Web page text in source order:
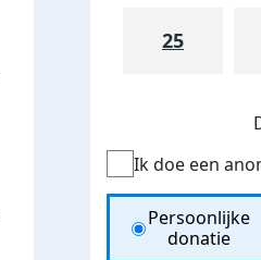
25
Ik doe een
Donation
Persoonlijke
donatie